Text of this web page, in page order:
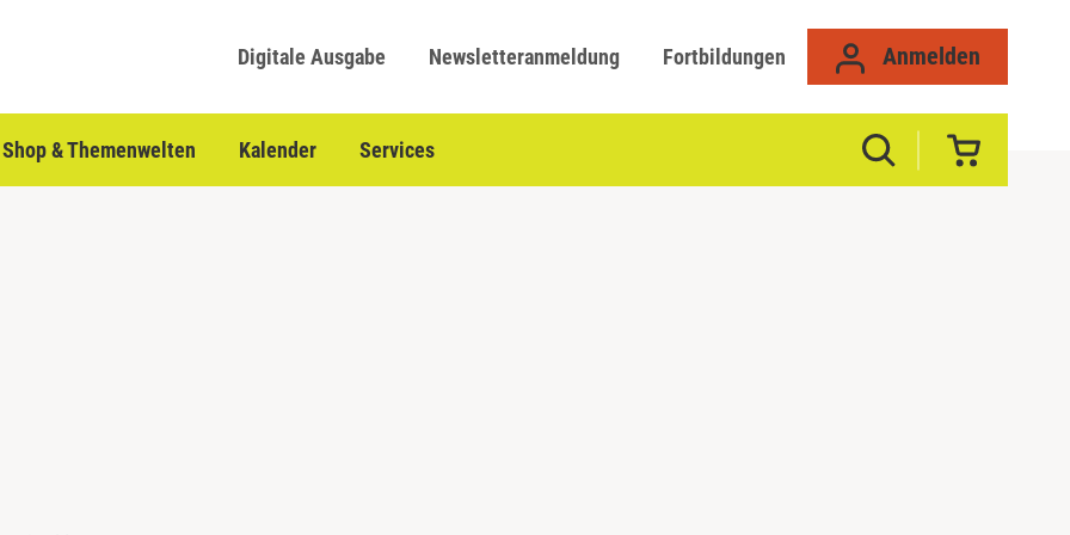
Digitale Ausgabe Newsletteranmeldung Fortbildungen Anmelden
Shop & Themenwelten Kalender Services